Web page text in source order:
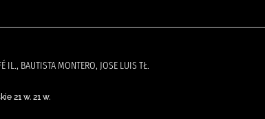
IL., BAUTISTA MONTERO, JOSE LUIS TŁ.
21 w. 21 w.